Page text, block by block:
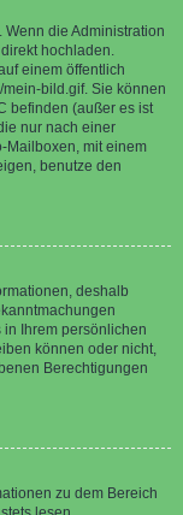
die Administration
hochladen.
einem öffentlich
bild.gif. Sie können
befinden (außer es ist
nur nach einer
Mailboxen, mit einem
benutze den
deshalb
Ihrem persönlichen
können oder nicht,
Berechtigungen
zu dem Bereich